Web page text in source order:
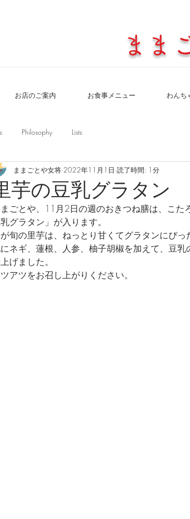
まま
お店のご案内 お食事メニュー わんち
Philosophy Lists
芋の豆乳グラタン
ままごとや女将 2022年11月1日 読了時間: 1分
ごとや、11月2日の週のおきつね膳は、こ
グラタン」が入ります。
旬の里芋は、ねっとり甘くてグラタンにぴっ
ネギ、蓮根、人参、柚子胡椒を加えて、豆
げました。
アツをお召し上がりください。